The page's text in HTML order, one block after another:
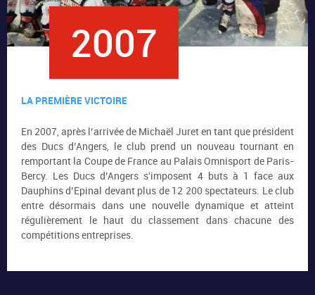
2007
LA PREMIÈRE VICTOIRE
En 2007, après l’arrivée de Michaël Juret en tant que président
des Ducs d’Angers, le club prend un nouveau tournant en
remportant la Coupe de France au Palais Omnisport de Paris-
Bercy. Les Ducs d’Angers s'imposent 4 buts à 1 face aux
Dauphins d’Epinal devant plus de 12 200 spectateurs. Le club
entre désormais dans une nouvelle dynamique et atteint
régulièrement le haut du classement dans chacune des
compétitions entreprises.